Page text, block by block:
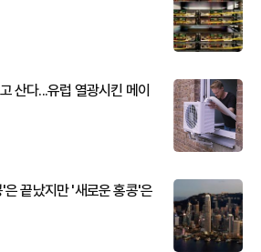
산다...유럽 열광시킨 메이
끝났지만 '새로운 홍콩'은